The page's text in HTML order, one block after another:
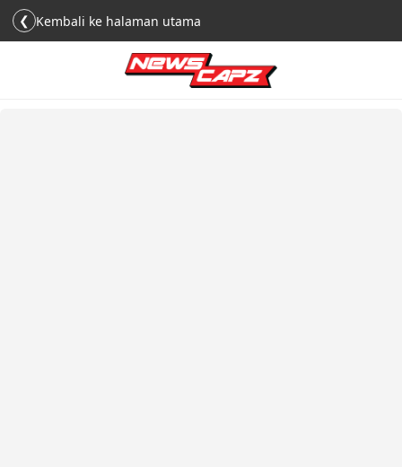
❮ Kembali ke halaman utama